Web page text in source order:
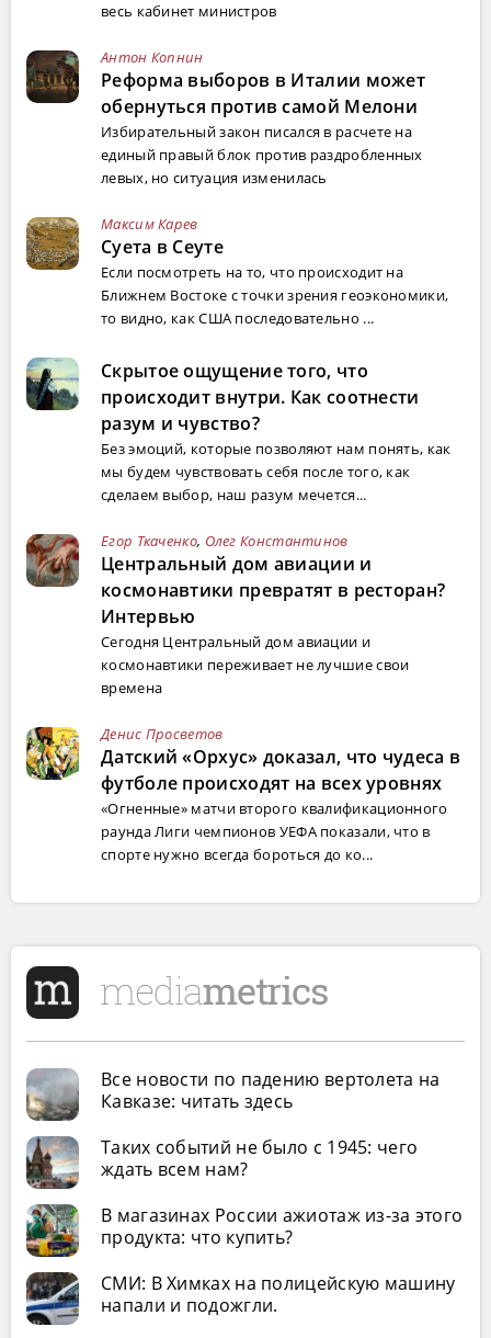
весь кабинет министров
Антон Копнин
Реформа выборов в Италии может
обернуться против самой Мелони
Избирательный закон писался в расчете на
единый правый блок против раздробленных
левых, но ситуация изменилась
Максим Карев
Суета в Сеуте
Если посмотреть на то, что происходит на
Ближнем Востоке с точки зрения геоэкономики,
то видно, как США последовательно ...
Скрытое ощущение того, что
происходит внутри. Как соотнести
разум и чувство?
Без эмоций, которые позволяют нам понять, как
мы будем чувствовать себя после того, как
сделаем выбор, наш разум мечется...
Егор Ткаченко, Олег Константинов
Центральный дом авиации и
космонавтики превратят в ресторан?
Интервью
Сегодня Центральный дом авиации и
космонавтики переживает не лучшие свои
времена
Денис Просветов
Датский «Орхус» доказал, что чудеса в
футболе происходят на всех уровнях
«Огненные» матчи второго квалификационного
раунда Лиги чемпионов УЕФА показали, что в
спорте нужно всегда бороться до ко...
Все новости по падению вертолета на
Кавказе: читать здесь
Таких событий не было с 1945: чего
ждать всем нам?
В магазинах России ажиотаж из-за этого
продукта: что купить?
СМИ: В Химках на полицейскую машину
напали и подожгли.